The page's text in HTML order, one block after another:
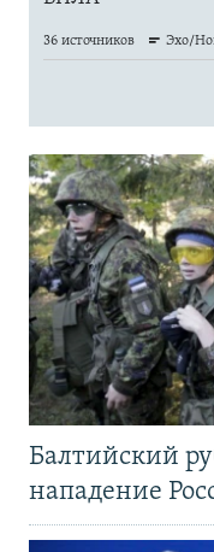
Балтийский
нападение